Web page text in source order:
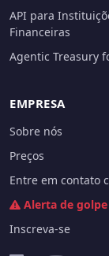
API para
Financeiras
Agentic Treasury
EMPRESA
Sobre nós
Preços
Entre em contato
Alerta de golpe
Inscreva-se